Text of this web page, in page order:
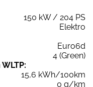
150 kW / 204 PS
Elektro
Euro6d
4 (Green)
15,6 kWh/100km
0 g/km